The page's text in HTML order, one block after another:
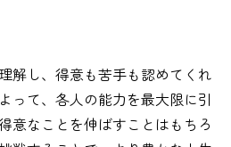
解し、得意も苦手も認めてくれ
って、各人の能力を最大限に引
意なことを伸ばすことはもちろ